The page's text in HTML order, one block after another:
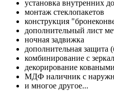
установка внутренних
монтаж стеклопакетов
конструкция
дополнительный лист
ночная задвижка
дополнительная защита
комбинирование с
декорирование
МДФ наличник с
и многое другое...